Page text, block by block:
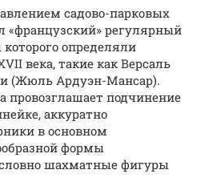
садово-парковых
«французский» регулярный
определяли
века, такие как Версаль
(Жюль Ардуэн-Мансар).
провозглашает подчинение
аккуратно
в основном
формы
шахматные фигуры